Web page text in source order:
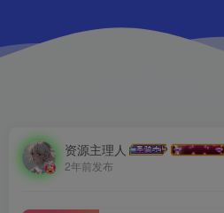
资源主理人
2年前发布